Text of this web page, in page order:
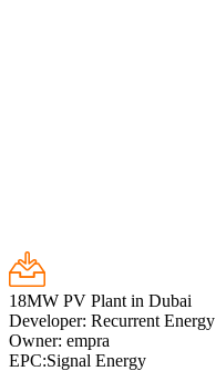
18MW PV Plant in Dubai
Developer: Recurrent Energy
Owner: empra
EPC:Signal Energy